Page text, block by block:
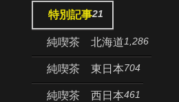
特別記事21
純喫茶 北海道1,286
純喫茶 東日本704
純喫茶 西日本461